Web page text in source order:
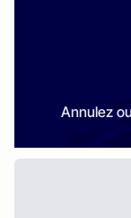
Annulez